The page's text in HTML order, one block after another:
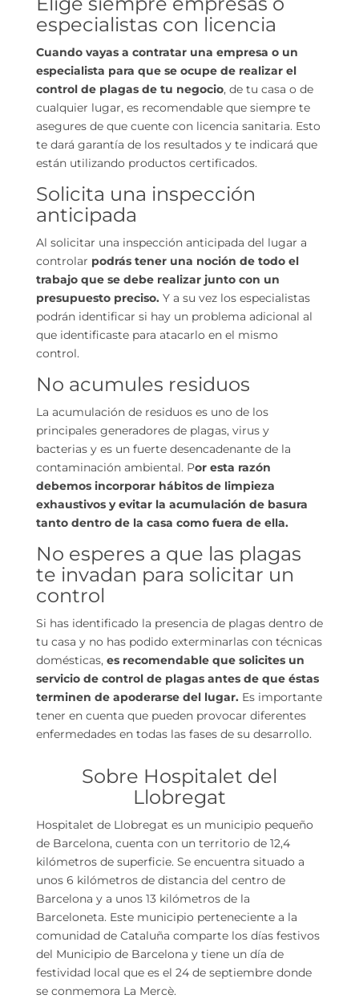
especialistas con licencia
Cuando vayas a contratar una empresa o un
especialista para que se ocupe de realizar el
control de plagas de tu negocio, de tu casa o de
cualquier lugar, es recomendable que siempre te
asegures de que cuente con licencia sanitaria. Esto
te dará garantía de los resultados y te indicará que
están utilizando productos certificados.
Solicita una inspección
anticipada
Al solicitar una inspección anticipada del lugar a
controlar podrás tener una noción de todo el
trabajo que se debe realizar junto con un
presupuesto preciso. Y a su vez los especialistas
podrán identificar si hay un problema adicional al
que identificaste para atacarlo en el mismo
control.
No acumules residuos
La acumulación de residuos es uno de los
principales generadores de plagas, virus y
bacterias y es un fuerte desencadenante de la
contaminación ambiental. Por esta razón
debemos incorporar hábitos de limpieza
exhaustivos y evitar la acumulación de basura
tanto dentro de la casa como fuera de ella.
No esperes a que las plagas
te invadan para solicitar un
control
Si has identificado la presencia de plagas dentro de
tu casa y no has podido exterminarlas con técnicas
domésticas, es recomendable que solicites un
servicio de control de plagas antes de que éstas
terminen de apoderarse del lugar. Es importante
tener en cuenta que pueden provocar diferentes
enfermedades en todas las fases de su desarrollo.
Sobre Hospitalet del
Llobregat
Hospitalet de Llobregat es un municipio pequeño
de Barcelona, cuenta con un territorio de 12,4
kilómetros de superficie. Se encuentra situado a
unos 6 kilómetros de distancia del centro de
Barcelona y a unos 13 kilómetros de la
Barceloneta. Este municipio perteneciente a la
comunidad de Cataluña comparte los días festivos
del Municipio de Barcelona y tiene un día de
festividad local que es el 24 de septiembre donde
se conmemora La Mercè.